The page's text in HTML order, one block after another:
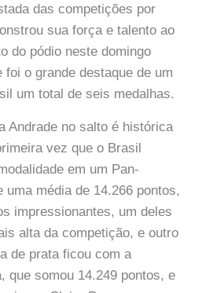
das competições por
sua força e talento ao
do pódio neste domingo
foi o grande destaque de um
um total de seis medalhas.
Andrade no salto é histórica
vez que o Brasil
em um Pan-
uma média de 14.266 pontos,
impressionantes, um deles
alta da competição, e outro
de prata ficou com a
que somou 14.249 pontos, e